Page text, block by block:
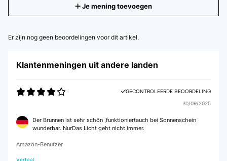
Je mening toevoegen
Er zijn nog geen beoordelingen voor dit artikel.
Klantenmeningen uit andere landen
GECONTROLEERDE BEOORDELING
30/09/2025
Der Brunnen ist sehr schön ,funktioniertauch bei Sonnenschein
wunderbar. NurDas Licht geht nicht immer.
Amazon-Benutzer
Vertaal